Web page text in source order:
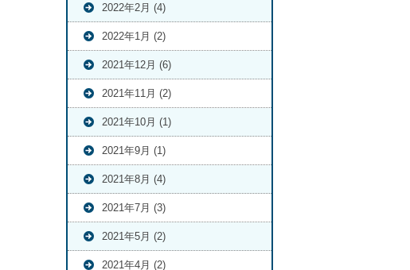
2022年2月 (4)
2022年1月 (2)
2021年12月 (6)
2021年11月 (2)
2021年10月 (1)
2021年9月 (1)
2021年8月 (4)
2021年7月 (3)
2021年5月 (2)
2021年4月 (2)